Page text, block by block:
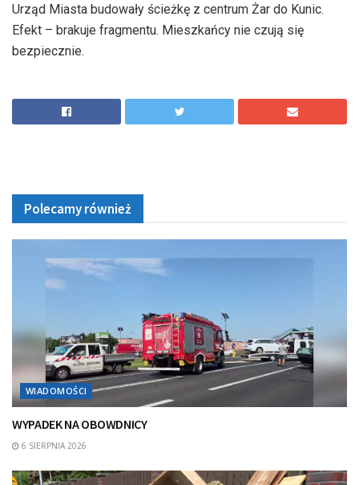
Urząd Miasta budowały ścieżkę z centrum Żar do Kunic.
Efekt – brakuje fragmentu. Mieszkańcy nie czują się
bezpiecznie.
Polecamy również
WIADOMOŚCI
WYPADEK NA OBOWDNICY
6 SIERPNIA 2026